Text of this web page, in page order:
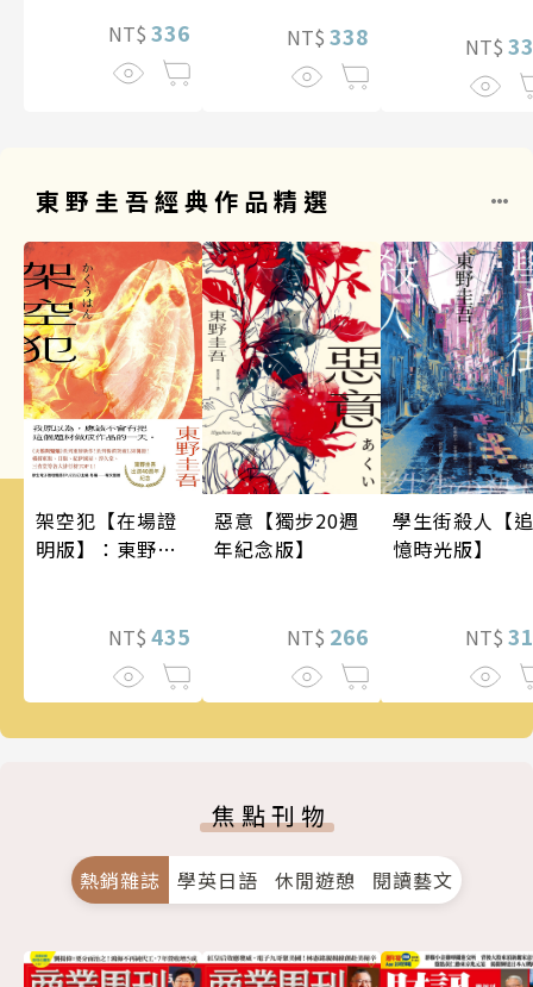
NT$ 336 NT$ 338 NT$
東野圭吾經典作品精選
架空犯【在場證
明版】：東野圭
蝠》系列重磅新
NT$ 435
惡意【獨步20週
年紀念版】
NT$ 266
學生街殺人【追
憶時光版】
NT$
焦點刊物
熱銷雜誌 學英日語 休閒遊憩 閱讀藝文